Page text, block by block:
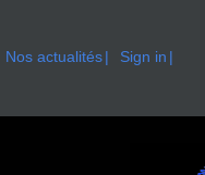
Nos actualités Sign in